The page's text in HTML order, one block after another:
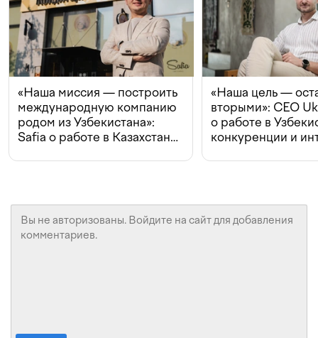
«Наша миссия — построить
международную компанию
родом из Узбекистана»:
Safia о работе в Казахстане,
«Наша цель —
вторыми»: CEO
о работе в
конкуренции и